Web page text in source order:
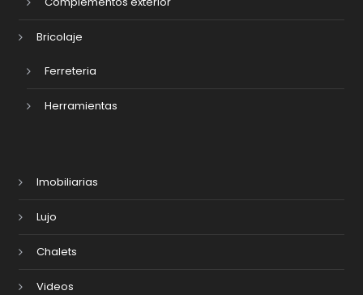
Bricolaje
Ferreteria
Herramientas
Imobiliarias
Lujo
Chalets
Videos